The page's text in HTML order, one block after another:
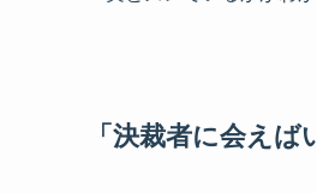
「決裁者に会え